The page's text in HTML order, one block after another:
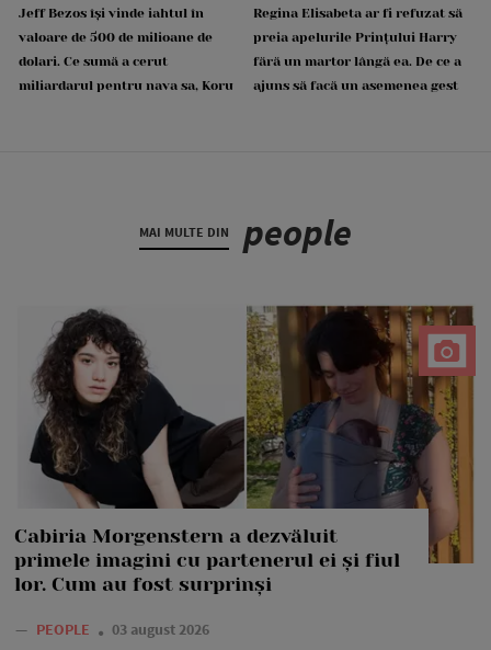
Jeff Bezos își vinde iahtul în
valoare de 500 de milioane de
dolari. Ce sumă a cerut
miliardarul pentru nava sa, Koru
Regina Elisabeta ar fi refuzat să
preia apelurile Prințului Harry
fără un martor lângă ea. De ce a
ajuns să facă un asemenea gest
MAI MULTE DIN people
Cabiria Morgenstern a dezvăluit
primele imagini cu partenerul ei și fiul
lor. Cum au fost surprinși
— PEOPLE 03 august 2026